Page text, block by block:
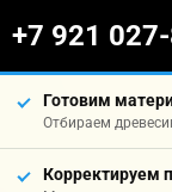
+7 921
Готовим
Отбираем
Корректируем